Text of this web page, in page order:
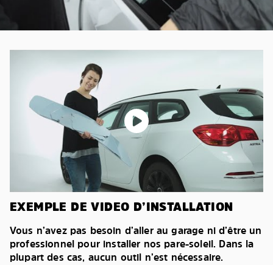
EXEMPLE DE VIDEO D’INSTALLATION
Vous n’avez pas besoin d’aller au garage ni d’être un
professionnel pour installer nos pare-soleil. Dans la
plupart des cas, aucun outil n’est nécessaire.